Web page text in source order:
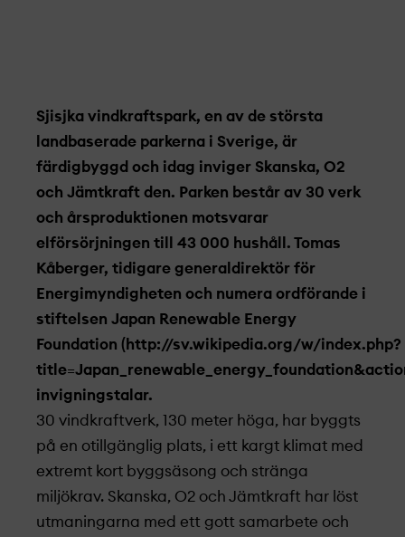
Sjisjka vindkraftspark, en av de största
landbaserade parkerna i Sverige, är
färdigbyggd och idag inviger Skanska, O2
och Jämtkraft den. Parken består av 30 verk
och årsproduktionen motsvarar
elförsörjningen till 43 000 hushåll. Tomas
Kåberger, tidigare generaldirektör för
Energimyndigheten och numera ordförande i
stiftelsen Japan Renewable Energy
Foundation (http://sv.wikipedia.org/w/index.php?
invigningstalar.
30 vindkraftverk, 130 meter höga, har byggts
på en otillgänglig plats, i ett kargt klimat med
extremt kort byggsäsong och stränga
miljökrav. Skanska, O2 och Jämtkraft har löst
utmaningarna med ett gott samarbete och